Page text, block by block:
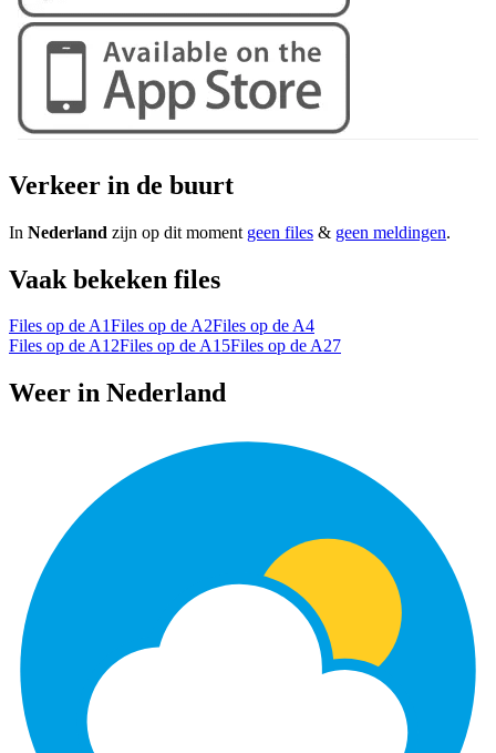
Verkeer in de buurt
In Nederland zijn op dit moment geen files & geen meldingen.
Vaak bekeken files
Files op de A1Files op de A2Files op de A4
Files op de A12Files op de A15Files op de A27
Weer in Nederland